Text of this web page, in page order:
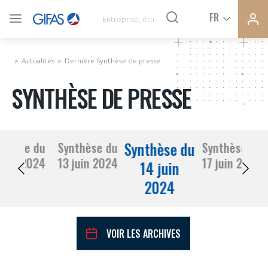
FR
SYNTHÈSE DE PRESSE
COMMUNIQUÉS DE PRESSE
Actualités Dernière Synthèse de presse
SYNTHÈSE DE PRESSE
du
12 juin 2024
Synthèse du
13 juin 2024
Synthèse du
14 juin
2024
Synthèse du
17 juin 2024
VOIR LES ARCHIVES
VOUS ÊTES ADHÉRENTS
PAS ENCORE ADHÉRENT ?
DEMANDE D’ADHÉSION
Avez-vous un statut de droit français ?